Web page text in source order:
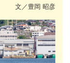
文／豊岡 昭彦